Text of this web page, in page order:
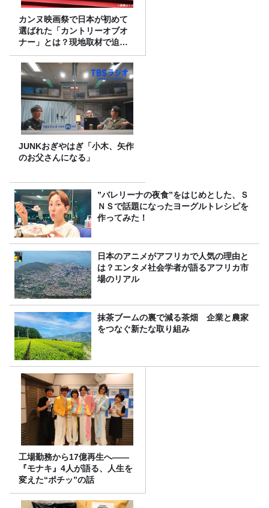
カンヌ映画祭で日本が初めて
選ばれた「カントリーオブオ
ナー」とは？現地取材で迫る
選出の意味
JUNKおぎやはぎ「小木、矢作
のお父さんになる」
”バレリーナの夜食”をはじめとした、Ｓ
ＮＳで話題になったヨーグルトレシピを
作ってみた！
日本のアニメがアフリカで人気の理由と
は？エンタメ社会学者が語るアフリカ市
場のリアル
抹茶ブームの裏で減る茶畑 企業と農家
をつなぐ新たな取り組み
工場勤務から17億再生へ——
『モナキ』4人が語る、人生を
変えた“ポチッ”の話